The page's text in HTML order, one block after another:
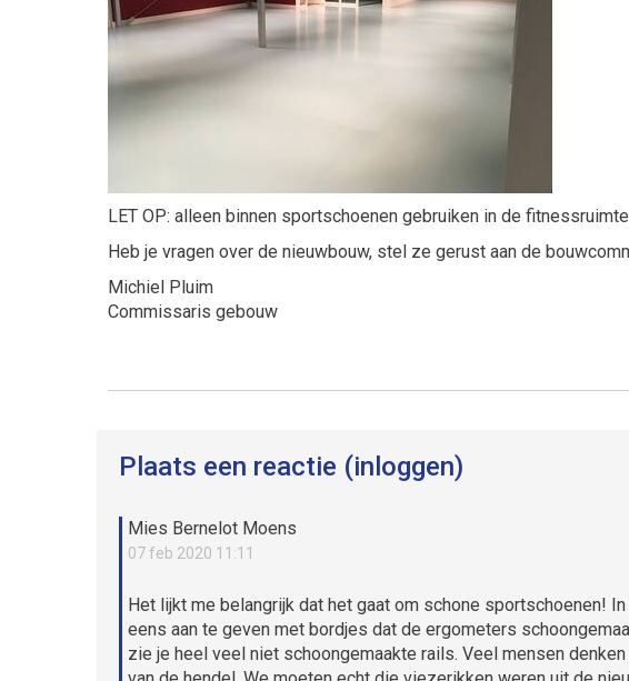
LET OP: alleen binnen sportschoenen gebruiken in de
Heb je vragen over de nieuwbouw, stel ze gerust aan de
Michiel Pluim
Commissaris gebouw
Plaats een reactie (inloggen)
Mies Bernelot Moens
07 feb 2020 11:11
Het lijkt me belangrijk dat het gaat om schone sportschoenen!
eens aan te geven met bordjes dat de ergometers
zie je heel veel niet schoongemaakte rails. Veel mensen